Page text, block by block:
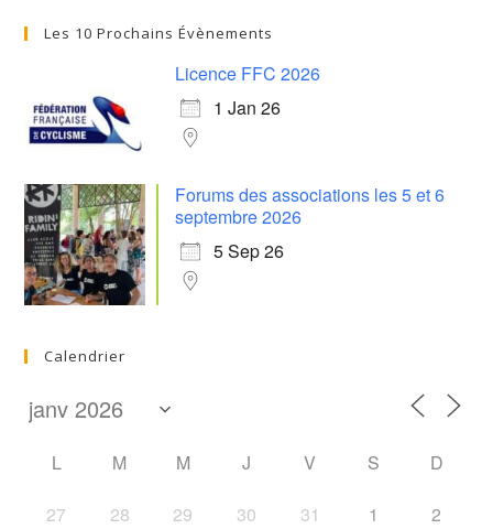
Les 10 Prochains Évènements
Licence FFC 2026
1 Jan 26
Forums des associations les 5 et 6
septembre 2026
5 Sep 26
Calendrier
L M M J V S D
27 28 29 30 31 1 2